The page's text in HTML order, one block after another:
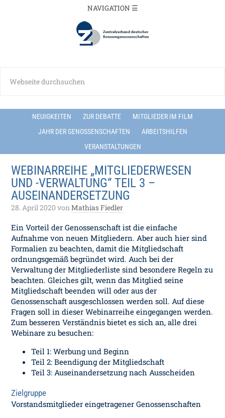
NEUIGKEITEN ZUR DEBATTE
MITGLIEDER IM FILM
JAHR DER GENOSSENSCHAFTEN
ARBEITSHILFEN
VERANSTALTUNGEN
WEBINARREIHE „MITGLIEDERWESEN
UND -VERWALTUNG“ TEIL 3 –
AUSEINANDERSETZUNG
28. April 2020 vonMathias Fiedler
Ein Vorteil der Genossenschaft ist die einfache
Aufnahme von neuen Mitgliedern. Aber auch hier sind
Formalien zu beachten, damit die Mitgliedschaft
ordnungsgemäß begründet wird. Auch bei der
Verwaltung der Mitgliederliste sind besondere Regeln zu
beachten. Gleiches gilt, wenn das Mitglied seine
Mitgliedschaft beenden will oder aus der
Genossenschaft ausgeschlossen werden soll. Auf diese
Fragen soll in dieser Webinarreihe eingegangen werden.
Zum besseren Verständnis bietet es sich an, alle drei
Webinare zu besuchen:
Teil 1: Werbung und Beginn
Teil 2: Beendigung der Mitgliedschaft
Teil 3: Auseinandersetzung nach Ausscheiden
Zielgruppe
Vorstandsmitglieder eingetragener Genossenschaften